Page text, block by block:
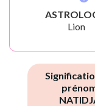
Lion